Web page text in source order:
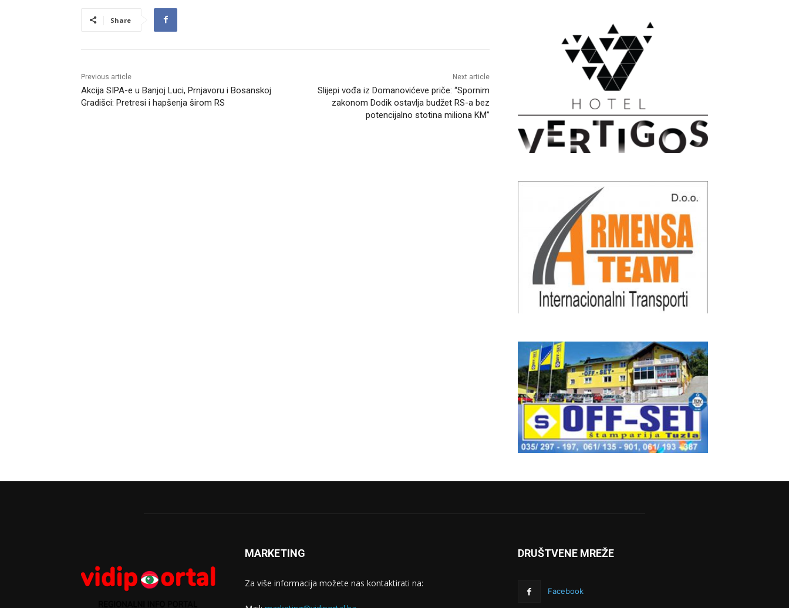
Share
Previous article
Akcija SIPA-e u Banjoj Luci, Prnjavoru i Bosanskoj
Gradišci: Pretresi i hapšenja širom RS
Next article
Slijepi vođa iz Domanovićeve priče: “Spornim
zakonom Dodik ostavlja budžet RS-a bez
potencijalno stotina miliona KM”
MARKETING
Za više informacija možete nas kontaktirati na:
DRUŠTVENE MREŽE
Facebook